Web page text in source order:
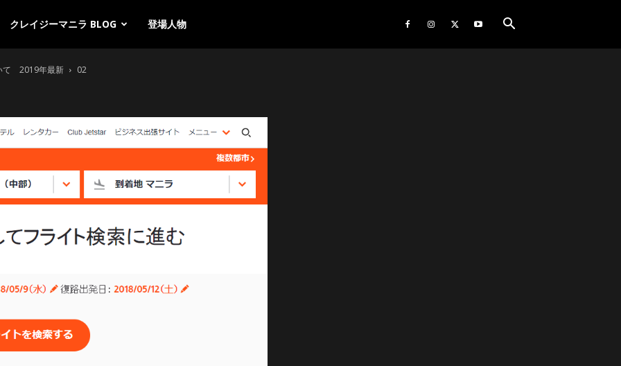
クレイジーマニラ BLOG 登場人物
て 2019年最新 02